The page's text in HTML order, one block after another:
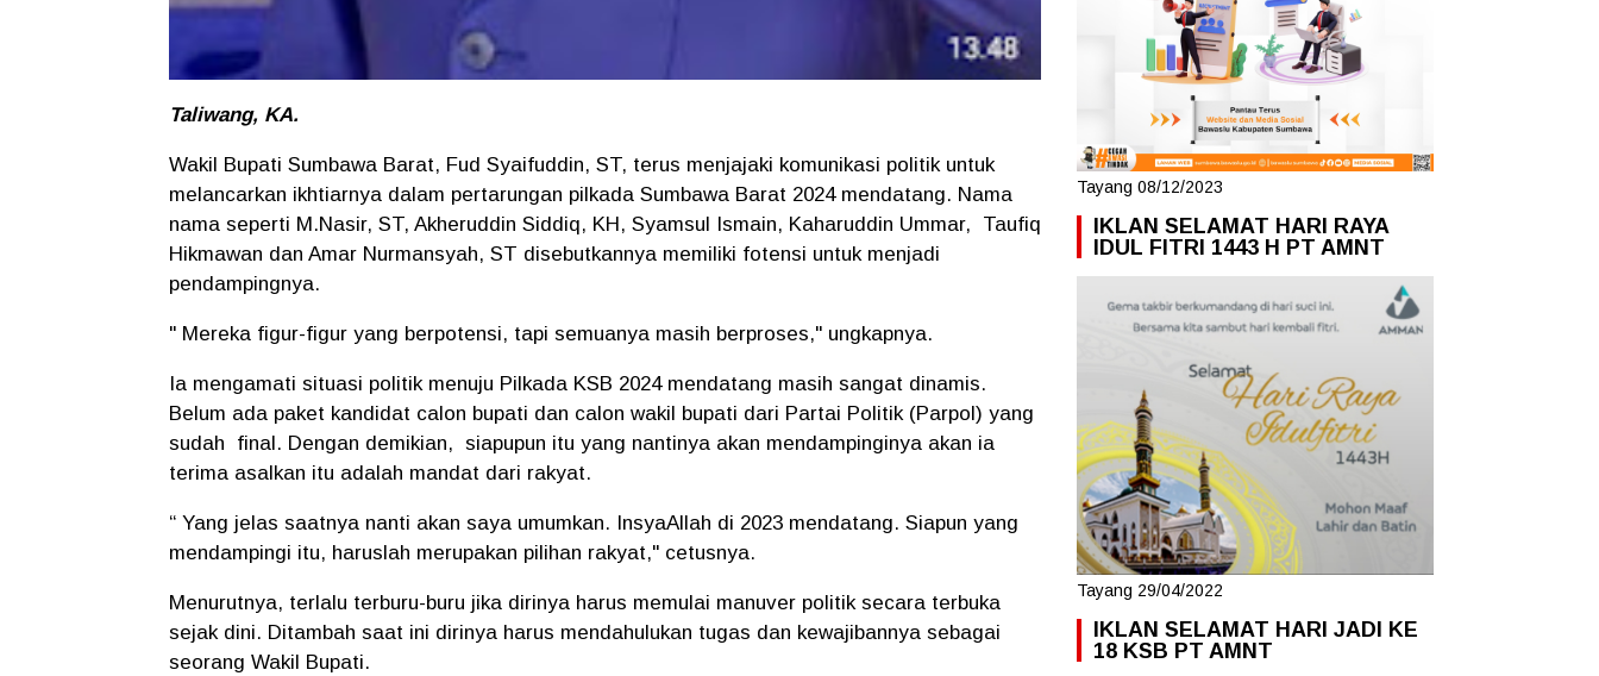
Taliwang, KA.
Wakil Bupati Sumbawa Barat, Fud Syaifuddin, ST, terus menjajaki komunikasi politik untuk
melancarkan ikhtiarnya dalam pertarungan pilkada Sumbawa Barat 2024 mendatang. Nama
nama seperti M.Nasir, ST, Akheruddin Siddiq, KH, Syamsul Ismain, Kaharuddin Ummar, Taufiq
Hikmawan dan Amar Nurmansyah, ST disebutkannya memiliki fotensi untuk menjadi
pendampingnya.
" Mereka figur-figur yang berpotensi, tapi semuanya masih berproses," ungkapnya.
Ia mengamati situasi politik menuju Pilkada KSB 2024 mendatang masih sangat dinamis.
Belum ada paket kandidat calon bupati dan calon wakil bupati dari Partai Politik (Parpol) yang
sudah final. Dengan demikian, siapupun itu yang nantinya akan mendampinginya akan ia
terima asalkan itu adalah mandat dari rakyat.
“ Yang jelas saatnya nanti akan saya umumkan. InsyaAllah di 2023 mendatang. Siapun yang
mendampingi itu, haruslah merupakan pilihan rakyat," cetusnya.
Menurutnya, terlalu terburu-buru jika dirinya harus memulai manuver politik secara terbuka
sejak dini. Ditambah saat ini dirinya harus mendahulukan tugas dan kewajibannya sebagai
seorang Wakil Bupati.
Tayang 08/12/2023
IKLAN SELAMAT HARI RAYA
IDUL FITRI 1443 H PT AMNT
Tayang 29/04/2022
IKLAN SELAMAT HARI JADI KE
18 KSB PT AMNT